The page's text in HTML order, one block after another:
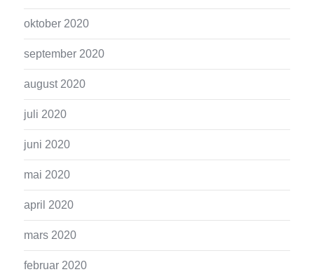
oktober 2020
september 2020
august 2020
juli 2020
juni 2020
mai 2020
april 2020
mars 2020
februar 2020